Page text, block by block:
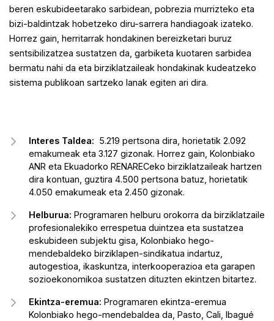
beren eskubideetarako sarbidean, pobrezia murrizteko eta
bizi-baldintzak hobetzeko diru-sarrera handiagoak izateko.
Horrez gain, herritarrak hondakinen bereizketari buruz
sentsibilizatzea sustatzen da, garbiketa kuotaren sarbidea
bermatu nahi da eta birziklatzaileak hondakinak kudeatzeko
sistema publikoan sartzeko lanak egiten ari dira.
Interes Taldea: 5.219 pertsona dira, horietatik 2.092
emakumeak eta 3.127 gizonak. Horrez gain, Kolonbiako
ANR eta Ekuadorko RENARECeko birziklatzaileak hartzen
dira kontuan, guztira 4.500 pertsona batuz, horietatik
4.050 emakumeak eta 2.450 gizonak.
Helburua: Programaren helburu orokorra da birziklatzaile
profesionalekiko errespetua duintzea eta sustatzea
eskubideen subjektu gisa, Kolonbiako hego-
mendebaldeko birziklapen-sindikatua indartuz,
autogestioa, ikaskuntza, interkooperazioa eta garapen
sozioekonomikoa sustatzen dituzten ekintzen bitartez.
Ekintza-eremua: Programaren ekintza-eremua
Kolonbiako hego-mendebaldea da, Pasto, Cali, Ibagué